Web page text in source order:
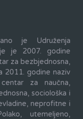
je Udruženja
je 2007. godine
za bezbjednosna,
2011. godine naziv
za naučna,
sociološka i
neprofitne i
utemeljeno,